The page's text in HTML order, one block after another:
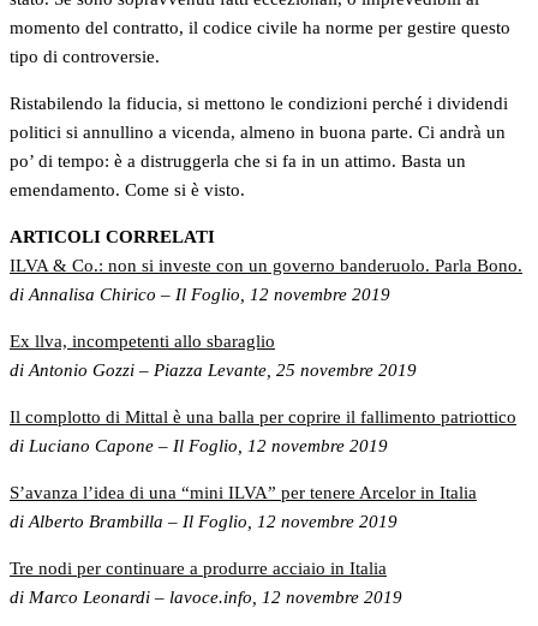
momento del contratto, il codice civile ha norme per gestire questo
tipo di controversie.
Ristabilendo la fiducia, si mettono le condizioni perché i dividendi
politici si annullino a vicenda, almeno in buona parte. Ci andrà un
po’ di tempo: è a distruggerla che si fa in un attimo. Basta un
emendamento. Come si è visto.
ARTICOLI CORRELATI
ILVA & Co.: non si investe con un governo banderuolo. Parla Bono.
di Annalisa Chirico – Il Foglio, 12 novembre 2019
Ex llva, incompetenti allo sbaraglio
di Antonio Gozzi – Piazza Levante, 25 novembre 2019
Il complotto di Mittal è una balla per coprire il fallimento patriottico
di Luciano Capone – Il Foglio, 12 novembre 2019
S’avanza l’idea di una “mini ILVA” per tenere Arcelor in Italia
di Alberto Brambilla – Il Foglio, 12 novembre 2019
Tre nodi per continuare a produrre acciaio in Italia
di Marco Leonardi – lavoce.info, 12 novembre 2019